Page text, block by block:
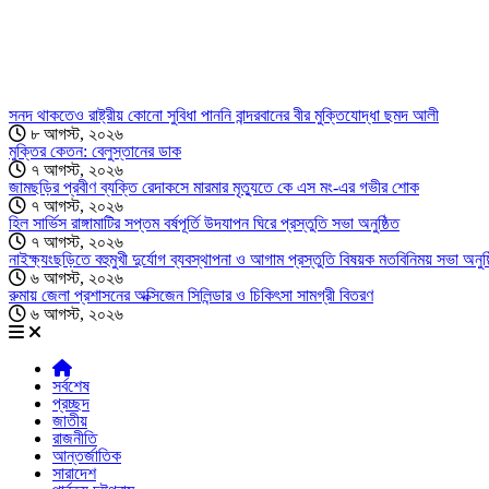
সনদ থাকতেও রাষ্ট্রীয় কোনো সুবিধা পাননি বান্দরবানের বীর মুক্তিযোদ্ধা ছমদ আলী
৮ আগস্ট, ২০২৬
মুক্তির কেতন: বেলুস্তানের ডাক
৭ আগস্ট, ২০২৬
জামছড়ির প্রবীণ ব্যক্তি রেদাকসে মারমার মৃত্যুতে কে এস মং-এর গভীর শোক
৭ আগস্ট, ২০২৬
হিল সার্ভিস রাঙ্গামাটির সপ্তম বর্ষপূর্তি উদযাপন ঘিরে প্রস্তুতি সভা অনুষ্ঠিত
৭ আগস্ট, ২০২৬
নাইক্ষ্যংছড়িতে বহুমুখী দুর্যোগ ব্যবস্থাপনা ও আগাম প্রস্তুতি বিষয়ক মতবিনিময় সভা
৬ আগস্ট, ২০২৬
রুমায় জেলা প্রশাসনের অক্সিজেন সিলিন্ডার ও চিকিৎসা সামগ্রী বিতরণ
৬ আগস্ট, ২০২৬
সর্বশেষ
প্রচ্ছদ
জাতীয়
রাজনীতি
আন্তর্জাতিক
সারাদেশ